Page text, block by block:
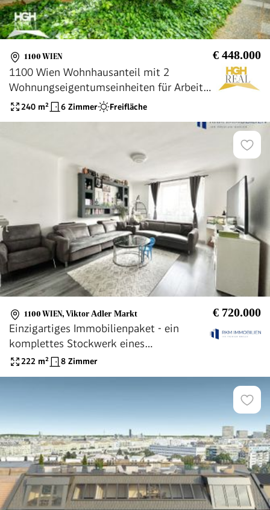
1100 WIEN € 448.000
1100 Wien Wohnhausanteil mit 2
Wohnungseigentumseinheiten für Arbeiten
und Wohnen Nähe U1 Neulaa
240 m² 6 Zimmer Freifläche
1100 WIEN, Viktor Adler Markt € 720.000
Einzigartiges Immobilienpaket - ein
komplettes Stockwerk eines
Mehrfamilienhauses
222 m² 8 Zimmer